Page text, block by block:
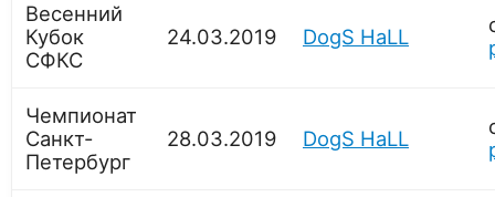
Весенний
Кубок
СФКС
24.03.2019 DogS HaLL
Чемпионат
Санкт-
Петербург
28.03.2019 DogS HaLL